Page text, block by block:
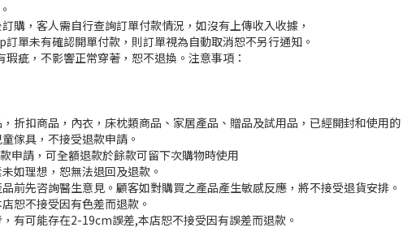
購，客人需自行查詢訂單付款情況，如沒有上傳收入收據，
單未有確認開單付款，則訂單視為自動取消恕不另行通知。
疵，不影響正常穿著，恕不退換。注意事項：
折扣商品，內衣，床枕類商品、家居產品、贈品及試用品，已經開封和使用
傢具，不接受退款申請。
申請，可全額退款於餘款可留下次購物時使用
如理想，恕無法退回及退款。
前先咨詢醫生意見。顧客如對購買之產品產生敏感反應，將不接受退貨安排。
恕不接受因有色差而退款。
有可能存在2-19cm誤差,本店恕不接受因有誤差而退款。